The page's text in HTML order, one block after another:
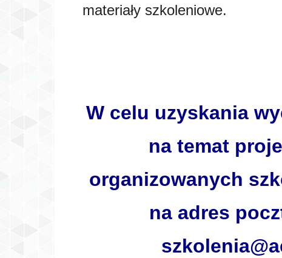
materiały szkoleniowe.
W celu uzyskania
na temat
organizowanych
na adres